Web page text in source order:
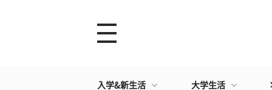
入学&新生活 大学生活